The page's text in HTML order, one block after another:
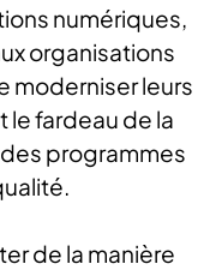
numériques,
organisations
moderniser leurs
fardeau de la
programmes
de la manière